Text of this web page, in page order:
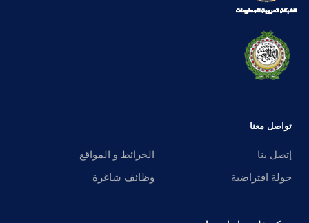
تواصل معنا
إتصل بنا
الخرائط و المواقع
جولة افتراضية
وظائف شاغرة